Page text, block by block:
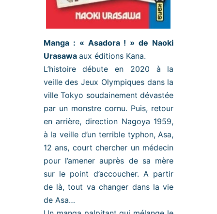
Manga : « Asadora ! » de Naoki
Urasawa aux éditions Kana.
L’histoire débute en 2020 à la
veille des Jeux Olympiques dans la
ville Tokyo soudainement dévastée
par un monstre cornu. Puis, retour
en arrière, direction Nagoya 1959,
à la veille d’un terrible typhon, Asa,
12 ans, court chercher un médecin
pour l’amener auprès de sa mère
sur le point d’accoucher. A partir
de là, tout va changer dans la vie
de Asa…